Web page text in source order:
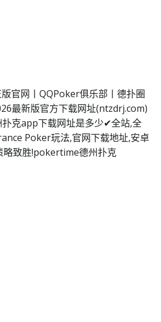
官网丨QQPoker俱乐部丨德扑圈
最新版官方下载网址(ntzdrj.com)
克app下载网址是多少✔全站,全
Poker玩法,官网下载地址,安卓
略致胜!pokertime德州扑克